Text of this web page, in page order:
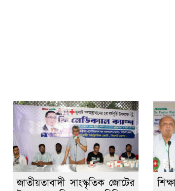
জাতীয়তাবাদী সাংস্কৃতিক জোটের